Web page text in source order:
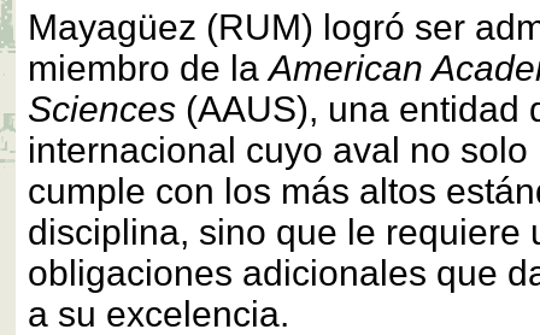
Mayagüez (RUM) logró ser
miembro de laAmerican
Sciences (AAUS), una entidad
internacional cuyo aval no
cumple con los más altos
disciplina, sino que le requiere
obligaciones adicionales que
a su excelencia.